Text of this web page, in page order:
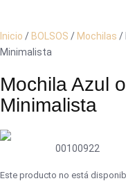
Inicio / BOLSOS / Mochilas /
Minimalista
Mochila Azul
Minimalista
00100922
Este producto no está